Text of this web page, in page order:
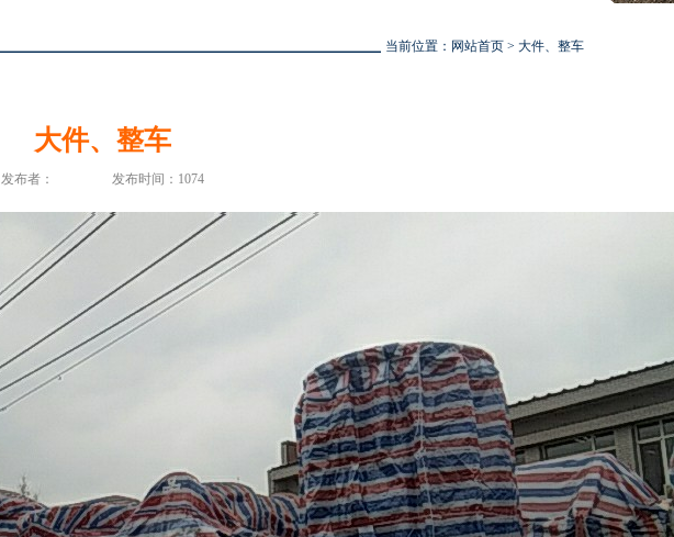
当前位置： 网站首页 > 大件、整车
大件、整车
发布者： 发布时间：1074